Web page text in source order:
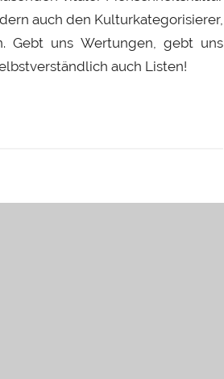
auch den Kulturkategorisierer,
Gebt uns Wertungen, gebt uns
auch Listen!